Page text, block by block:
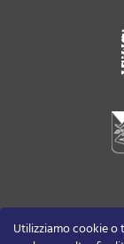
Utilizziamo cookie